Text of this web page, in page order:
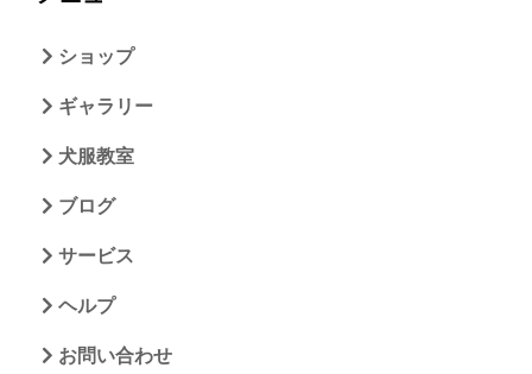
ショップ
ギャラリー
犬服教室
ブログ
サービス
ヘルプ
お問い合わせ